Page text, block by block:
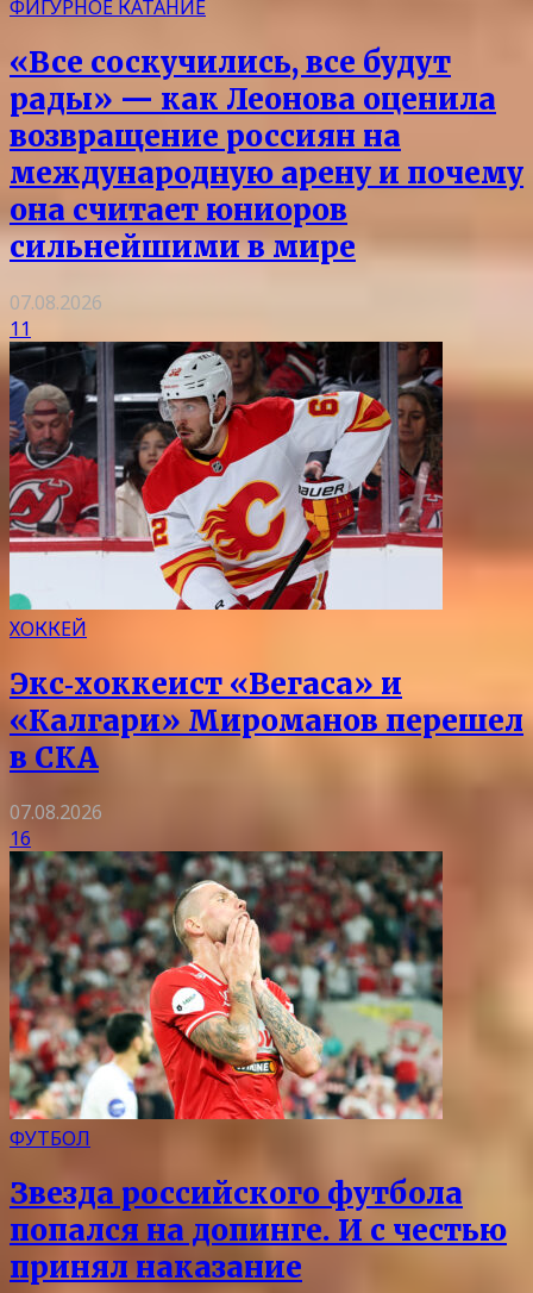
ФИГУРНОЕ КАТАНИЕ
«Все соскучились, все будут
рады» — как Леонова оценила
возвращение россиян на
международную арену и почему
она считает юниоров
сильнейшими в мире
07.08.2026
11
ХОККЕЙ
Экс‑хоккеист «Вегаса» и
«Калгари» Мироманов перешел
в СКА
07.08.2026
16
ФУТБОЛ
Звезда российского футбола
попался на допинге. И с честью
принял наказание